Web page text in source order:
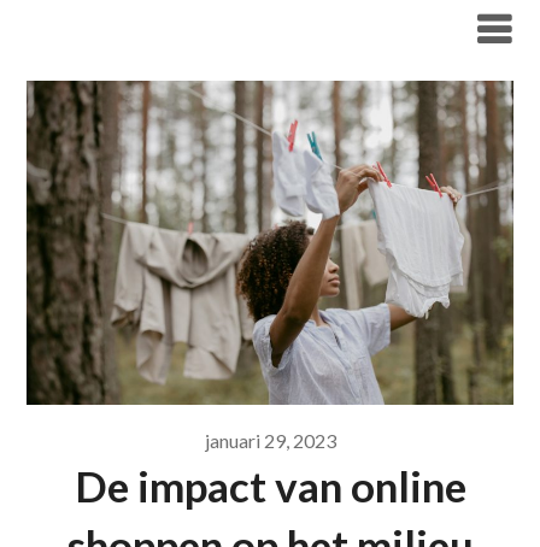
inhoud
januari 29, 2023
De impact van online